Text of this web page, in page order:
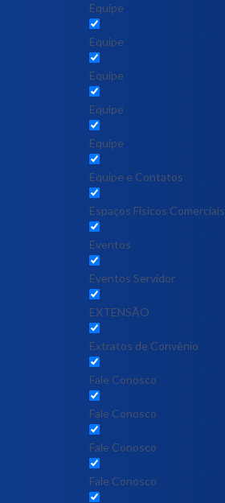
Equipe
Equipe
Equipe
Equipe
Equipe
Equipe e Contatos
Espaços Físicos Comerciais
Eventos
Eventos Servidor
EXTENSÃO
Extratos de Convênio
Fale Conosco
Fale Conosco
Fale Conosco
Fale Conosco